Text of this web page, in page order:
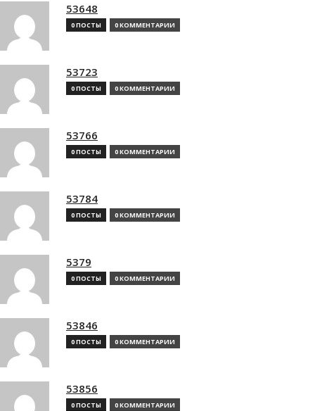
53648
0 ПОСТЫ 0 КОММЕНТАРИИ
53723
0 ПОСТЫ 0 КОММЕНТАРИИ
53766
0 ПОСТЫ 0 КОММЕНТАРИИ
53784
0 ПОСТЫ 0 КОММЕНТАРИИ
5379
0 ПОСТЫ 0 КОММЕНТАРИИ
53846
0 ПОСТЫ 0 КОММЕНТАРИИ
53856
0 ПОСТЫ 0 КОММЕНТАРИИ